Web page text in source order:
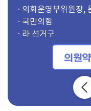
· 의장
· 더불어민주당
· 가 선거구
의원
· 부의장, 보건복지위
· 국민의힘
· 사 선거구
의원
· 의회운영위원장, 도
· 더불어민주당
· 다 선거구
의원
· 기획행정위원장
· 더불어민주당
· 바 선거구
의원
· 경제환경위원장
· 국민의힘
· 마 선거구
의원
· 문화체육위원장
· 국민의힘
· 바 선거구
의원
· 도시건설위원장
· 더불어민주당
· 마 선거구
의원
· 보건복지위원장
· 더불어민주당
· 가 선거구
의원
· 윤리특별위원장, 문
· 더불어민주당
· 아 선거구
의원
· 의회운영부위원장,
· 국민의힘
· 라 선거구
의원
· 기획행정부위원장
· 국민의힘
· 비례대표
의원
· 경제환경부위원장
· 더불어민주당
· 다 선거구
의원
· 문화체육부위원장
· 더불어민주당
· 사 선거구
의원
· 도시건설부위원장
· 국민의힘
· 가 선거구
의원
· 보건복지부위원장
· 국민의힘
· 자 선거구
의원
· 윤리특별부위원장,
· 국민의힘
· 다 선거구
의원
· 경제환경위원, 의회
· 더불어민주당
· 라 선거구
의원
· 보건복지위원, 의회
· 개혁신당
· 라 선거구
의원
· 경제환경위원
· 국민의힘
· 나 선거구
의원
· 경제환경위원
· 더불어민주당
· 사 선거구
의원
· 윤리특별위원, 기획
· 국민의힘
· 바 선거구
의원
· 윤리특별위원, 도시
· 더불어민주당
· 나 선거구
의원
· 보건복지위원
· 더불어민주당
· 비례대표
의원
· 도시건설위원, 의회
· 국민의힘
· 아 선거구
의원
· 보건복지위원
· 더불어민주당
· 바 선거구
의원
· 기획행정위원, 의회
· 더불어민주당
· 비례대표
의원
· 문화체육위원
· 더불어민주당
· 마 선거구
의원
· 문화체육위원
· 더불어민주당
· 자 선거구
의원
· 경제환경위원, 의회
· 더불어민주당
· 자 선거구
의원
· 기획행정위원
· 더불어민주당
· 라 선거구
의원
· 윤리특별위원, 도시
· 더불어민주당
· 바 선거구
의원